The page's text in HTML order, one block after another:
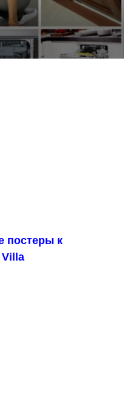
постеры к